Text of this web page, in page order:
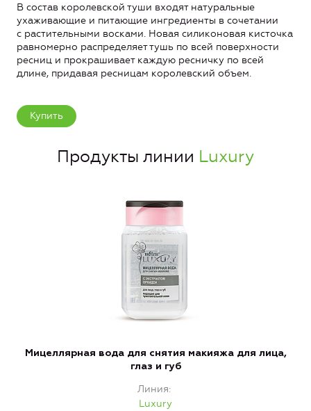
В состав королевской туши входят натуральные
ухаживающие и питающие ингредиенты в сочетании
с растительными восками. Новая силиконовая кисточка
равномерно распределяет тушь по всей поверхности
ресниц и прокрашивает каждую ресничку по всей
длине, придавая ресницам королевский объем.
Купить
Продукты линии Luxury
Мицеллярная вода для снятия макияжа для лица,
глаз и губ
Линия
Luxury